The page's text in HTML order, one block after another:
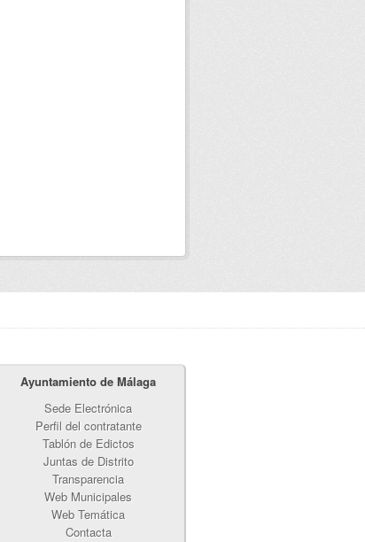
Ayuntamiento de Málaga
Sede Electrónica
Perfil del contratante
Tablón de Edictos
Juntas de Distrito
Transparencia
Web Municipales
Web Temática
Contacta